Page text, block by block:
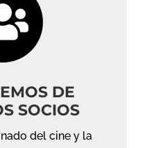
DE
SOCIOS
del cine y la